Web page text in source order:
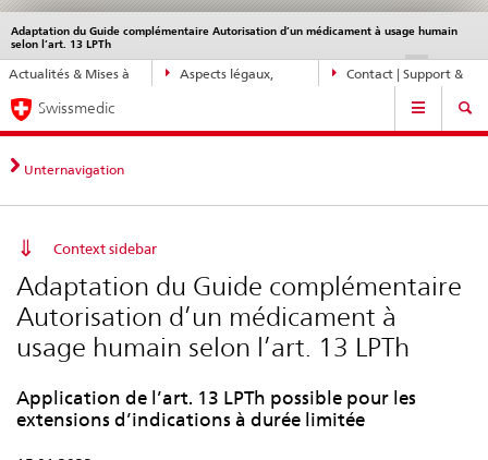
Navigation
directe:
actualités,
bases
juridiques,
contact
Actualités & Mises à
Aspects légaux,
Contact | Support &
Adaptation du Guide complémentaire Autorisation d’un médicament à usage humain
selon l’art. 13 LPTh
DE EN
Service
navigation
Navigation
Swissmedic
Unternavigation
Context sidebar
Adaptation du Guide complémentaire
Autorisation d’un médicament à
usage humain selon l’art. 13 LPTh
Application de l’art. 13 LPTh possible pour les
extensions d’indications à durée limitée